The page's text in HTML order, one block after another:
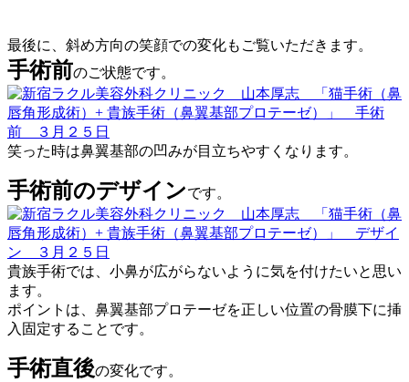
最後に、斜め方向の笑顔での変化もご覧いただきます。
手術前のご状態です。
笑った時は鼻翼基部の凹みが目立ちやすくなります。
手術前のデザインです。
貴族手術では、小鼻が広がらないように気を付けたいと思い
ます。
ポイントは、鼻翼基部プロテーゼを正しい位置の骨膜下に挿
入固定することです。
手術直後の変化です。